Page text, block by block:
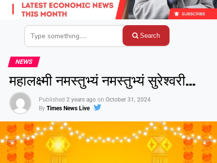
Search
NEWS
महालक्ष्मी नमस्तुभ्यं नमस्तुभ्यं सुरेश्वरी…
Published 2 years ago on October 31, 2024
By Times News Live